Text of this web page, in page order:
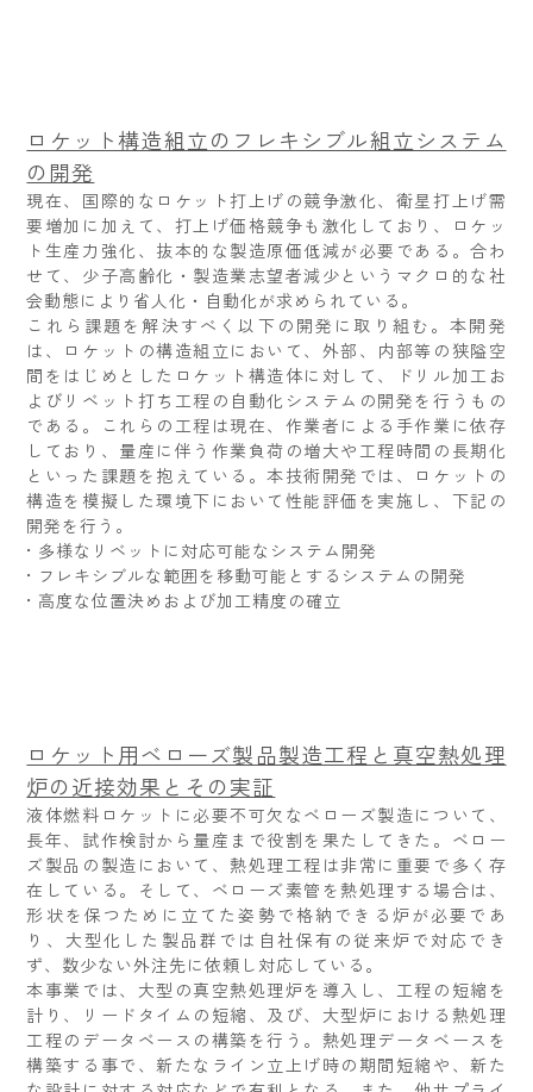
ロケット構造組立のフレキシブル組立システム
の開発
現在、国際的なロケット打上げの競争激化、衛星打上げ需
要増加に加えて、打上げ価格競争も激化しており、ロケッ
ト生産力強化、抜本的な製造原価低減が必要である。合わ
せて、少子高齢化・製造業志望者減少というマクロ的な社
会動態により省人化・自動化が求められている。
これら課題を解決すべく以下の開発に取り組む。本開発
は、ロケットの構造組立において、外部、内部等の狭隘空
間をはじめとしたロケット構造体に対して、ドリル加工お
よびリベット打ち工程の自動化システムの開発を行うもの
である。これらの工程は現在、作業者による手作業に依存
しており、量産に伴う作業負荷の増大や工程時間の長期化
といった課題を抱えている。本技術開発では、ロケットの
構造を模擬した環境下において性能評価を実施し、下記の
開発を行う。
• 多様なリベットに対応可能なシステム開発
• フレキシブルな範囲を移動可能とするシステムの開発
• 高度な位置決めおよび加工精度の確立
ロケット用ベローズ製品製造工程と真空熱処理
炉の近接効果とその実証
液体燃料ロケットに必要不可欠なベローズ製造について、
長年、試作検討から量産まで役割を果たしてきた。ベロー
ズ製品の製造において、熱処理工程は非常に重要で多く存
在している。そして、ベローズ素管を熱処理する場合は、
形状を保つために立てた姿勢で格納できる炉が必要であ
り、大型化した製品群では自社保有の従来炉で対応でき
ず、数少ない外注先に依頼し対応している。
本事業では、大型の真空熱処理炉を導入し、工程の短縮を
計り、リードタイムの短縮、及び、大型炉における熱処理
工程のデータベースの構築を行う。熱処理データベースを
構築する事で、新たなライン立上げ時の期間短縮や、新た